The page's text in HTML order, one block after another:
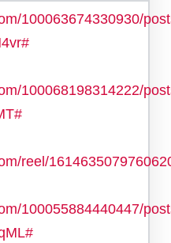
100063674330930/
100068198314222/
reel/
100055884440447/